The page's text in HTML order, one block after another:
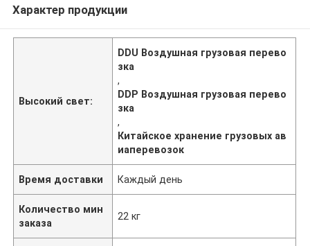
Характер продукции
Высокий свет:
DDU Воздушная грузовая перево
зка
,
DDP Воздушная грузовая перево
зка
,
Китайское хранение грузовых ав
иаперевозок
Время доставки Каждый день
Количество мин
заказа
22 кг